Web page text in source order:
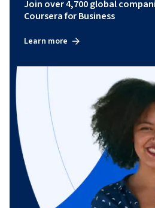
Join over 4,700 global
Coursera for Business
Learn more